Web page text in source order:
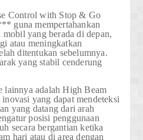
Control with Stop & Go
guna mempertahankan
yang berada di depan,
atau meningkatkan
ditentukan sebelumnya.
yang stabil cenderung
lainnya adalahHigh Beam
inovasi yang dapat mendeteksi
yang datang dari arah
posisi penggunaan
secara bergantian ketika
hari atau di area dengan